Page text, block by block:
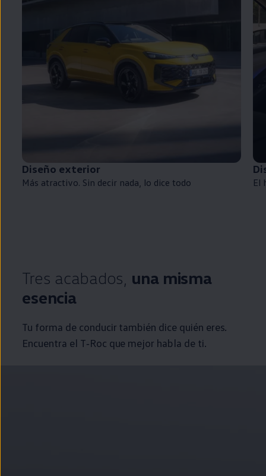
Diseño exterior
Más atractivo. Sin decir nada, lo dice todo El
Tres acabados, una misma
esencia
Tu forma de conducir también dice quién eres.
Encuentra el T‑Roc que mejor habla de ti.